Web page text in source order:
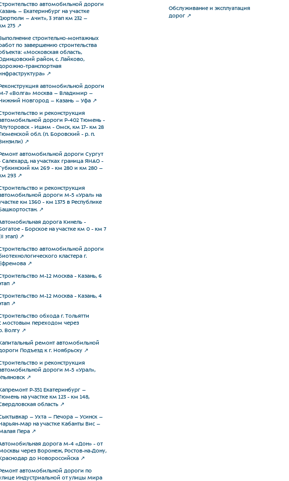
автомобильной дороги
Казань – Екатеринбург на участке
– Ачит», 3 этап км 232 –
275
Выполнение строительно-монтажных
по завершению строительства
«Московская область,
район, с. Лайково,
транспортная
Реконструкция автомобильной дороги
7 «Волга» Москва – Владимир –
Нижний Новгород – Казань – Уфа
и реконструкция
дороги Р-402 Тюмень -
- Ишим - Омск, км 17- км 28
обл. (п. Боровский - р. п.
Винзили)
Ремонт автомобильной дороги Сургут
Салехард, на участках граница ЯНАО -
Губкинский км 269 - км 280 и км 280 –
293
и реконструкция
дороги М-5 «Урал» на
км 1360 - км 1375 в Республике
Башкортостан.
дорога Кинель -
Богатое - Борское на участке км 0 - км 7
этап)
автомобильной дороги
кластера г.
Ефремова
М-12 Москва - Казань, 6
М-12 Москва - Казань, 4
обхода г. Тольятти
мостовым переходом через
Волгу
Капитальный ремонт автомобильной
Подъезд к г. Ноябрьску
и реконструкция
дороги М-5 «Урал»,
Капремонт Р-351 Екатеринбург –
на участке км 123 - км 148,
область
– Ухта – Печора – Усинск –
Нарьян-Мар на участке Кабанты Вис –
Пера
дорога М-4 «Дон» - от
через Воронеж, Ростов-на-Дону,
Краснодар до Новороссийска
Ремонт автомобильной дороги по
Индустриальной от улицы Мира
Обслуживание и эксплуатация
дорог